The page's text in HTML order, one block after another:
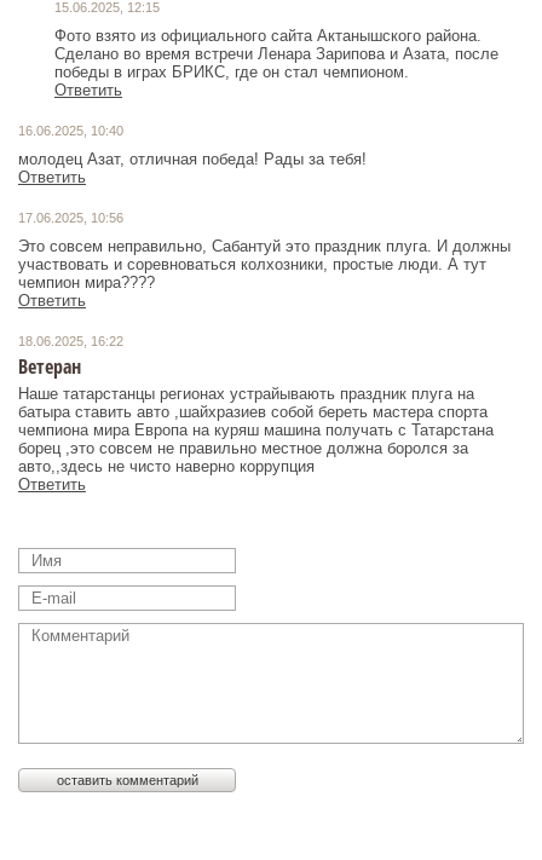
15.06.2025, 12:15
Фото взято из официального сайта Актанышского района.
Сделано во время встречи Ленара Зарипова и Азата, после
победы в играх БРИКС, где он стал чемпионом.
Ответить
16.06.2025, 10:40
молодец Азат, отличная победа! Рады за тебя!
Ответить
17.06.2025, 10:56
Это совсем неправильно, Сабантуй это праздник плуга. И должны
участвовать и соревноваться колхозники, простые люди. А тут
чемпион мира????‍
Ответить
18.06.2025, 16:22
Ветеран
Наше татарстанцы регионах устрайывають праздник плуга на
батыра ставить авто ,шайхразиев собой береть мастера спорта
чемпиона мира Европа на куряш машина получать с Татарстана
борец ,это совсем не правильно местное должна боролся за
авто,,здесь не чисто наверно коррупция
Ответить